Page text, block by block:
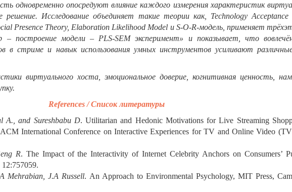
одновременно опосредуют влияние каждого измерения характеристик
решение. Исследование объединяет такие теории как, Technology Acceptance
Presence Theory, Elaboration Likelihood Model и S-O-R-модель, применяет
– построение модели – PLS-SEM эксперимент» и показывает, что
в стриме и навык использования умных инструментов усиливают
виртуального хоста, эмоциональное доверие, когнитивная ценность,
References / Список литературы
A., and Sureshbabu D. Utilitarian and Hedonic Motivations for Live Streaming
International Conference on Interactive Experiences for TV and Online Video
R. The Impact of the Interactivity of Internet Celebrity Anchors on Consumers’
Mehrabian, J.A Russell. An Approach to Environmental Psychology, MIT Press,